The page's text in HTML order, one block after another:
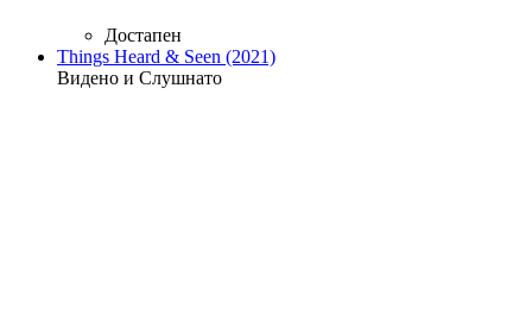
Достапен
Things Heard & Seen (2021)
Видено и Слушнато